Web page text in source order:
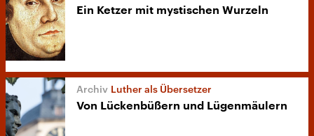
Ein Ketzer mit mystischen Wurzeln
Luther als Übersetzer
Von Lückenbüßern und Lügenmäulern